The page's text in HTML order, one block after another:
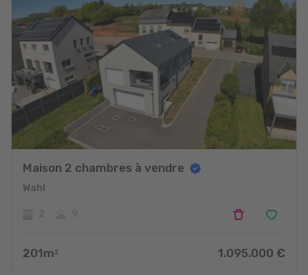
Maison 2 chambres à vendre
Wahl
201m 2 1.095.000 €